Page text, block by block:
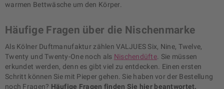
warmen Bettwäsche um den Körper.
Häufige Fragen über die Nischenmarke
Als Kölner Duftmanufaktur zählen VALJUES Six, Nine, Twelve,
Twenty und Twenty-One noch als Nischendüfte . Sie müssen
erkundet werden, denn es gibt viel zu entdecken. Einen ersten
Schritt können Sie mit Pieper gehen. Sie haben vor der Bestellung
noch Fragen? Häufige Fragen finden Sie hier beantwortet.